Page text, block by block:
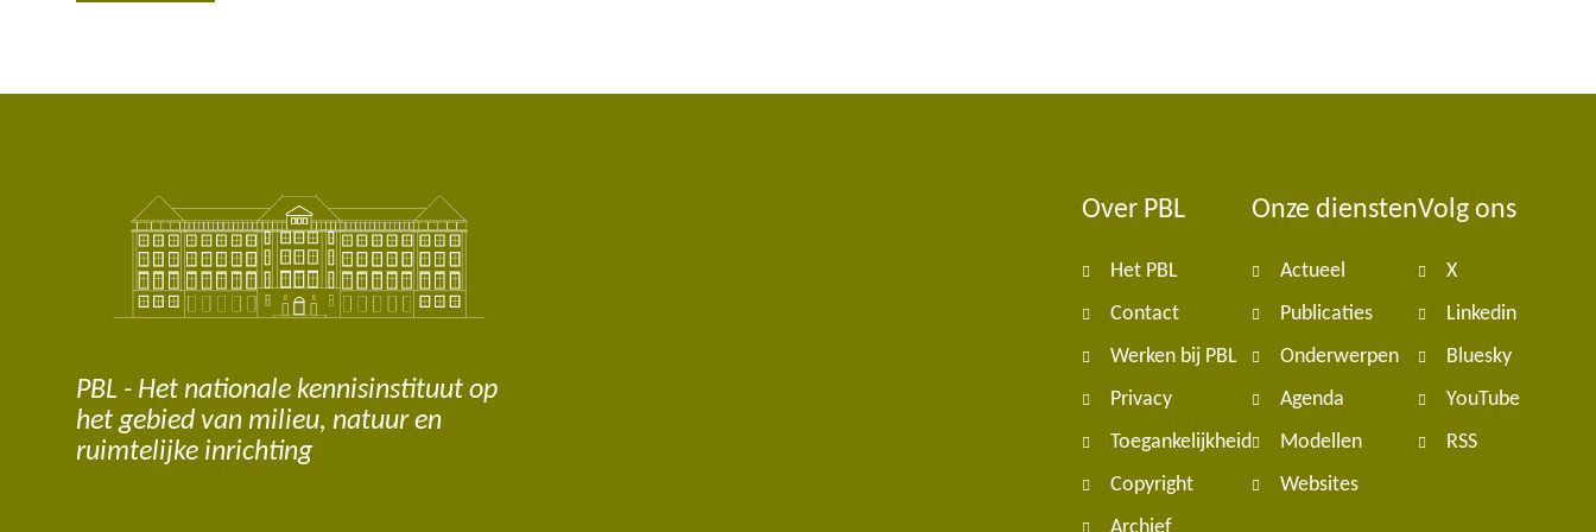
PBL - Het nationale kennisinstituut op
het gebied van milieu, natuur en
ruimtelijke inrichting
Over PBL
Het PBL
Contact
Werken bij PBL
Privacy
Toegankelijkheid
Copyright
Onze diensten
Actueel
Publicaties
Onderwerpen
Agenda
Modellen
Websites
Volg ons
X
Linkedin
Bluesky
YouTube
RSS